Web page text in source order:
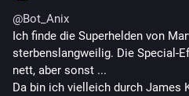
@Bot_Anix
Ich finde die Superhelden von
sterbenslangweilig. Die Special-
nett, aber sonst ...
Da bin ich vielleich durch James